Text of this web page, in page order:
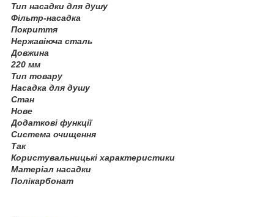
Тип насадки для душу
Фільтр-насадка
Покриття
Нержавіюча сталь
Довжина
220 мм
Тип товару
Насадка для душу
Стан
Нове
Додаткові функції
Система очищення
Так
Користувальницькі характеристики
Матеріал насадки
Полікарбонат